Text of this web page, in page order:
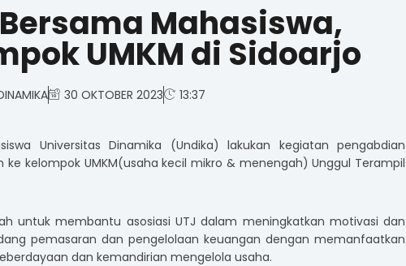
Mahasiswa,
UMKM di Sidoarjo
30 OKTOBER 2023 13:37
Universitas Dinamika (Undika) lakukan kegiatan pengabdian
kelompok UMKM(usaha kecil mikro & menengah) Unggul Terampil
untuk membantu asosiasi UTJ dalam meningkatkan motivasi dan
pemasaran dan pengelolaan keuangan dengan memanfaatkan
dan kemandirian mengelola usaha.